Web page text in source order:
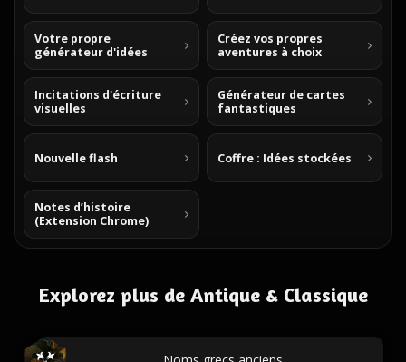
Votre propre
générateur d'idées
Créez vos propres
aventures à choix
Incitations d'écriture
visuelles
Générateur de cartes
fantastiques
Nouvelle flash Coffre : Idées stockées
Notes d’histoire
(Extension Chrome)
Explorez plus de Antique & Classique